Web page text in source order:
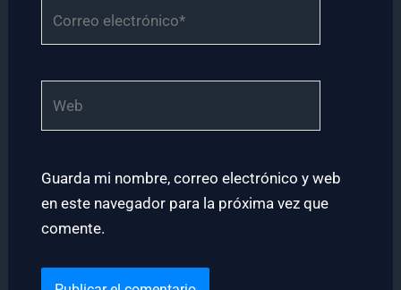
electrónico*
Guarda mi nombre, correo electrónico y web
en este navegador para la próxima vez que
comente.